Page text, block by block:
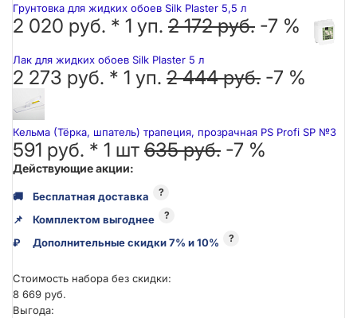
Грунтовка для жидких обоев Silk Plaster 5,5 л
2 020 руб. * 1 уп. 2 172 руб. -7 %
Лак для жидких обоев Silk Plaster 5 л
2 273 руб. * 1 уп. 2 444 руб. -7 %
Кельма (Тёрка, шпатель) трапеция, прозрачная PS Profi SP №3
591 руб. * 1 шт 635 руб. -7 %
Действующие акции:
🚚 Бесплатная доставка ?
📌 Комплектом выгоднее ?
₽ Дополнительные скидки 7% и 10% ?
Стоимость набора без скидки:
8 669 руб.
Выгода: